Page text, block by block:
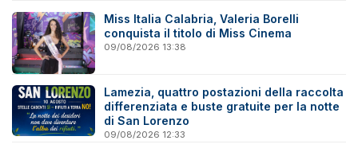
Miss Italia Calabria, Valeria Borelli
conquista il titolo di Miss Cinema
09/08/2026 13:38
Lamezia, quattro postazioni della raccolta
differenziata e buste gratuite per la notte
di San Lorenzo
09/08/2026 12:33